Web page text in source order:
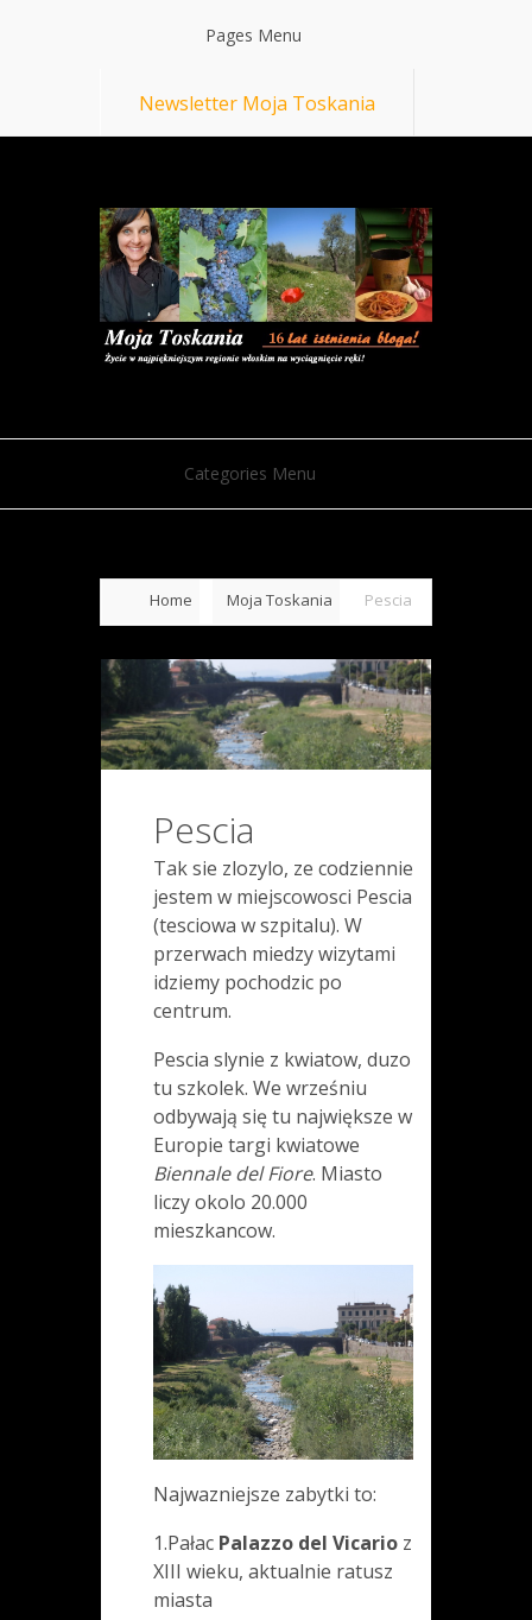
Pages Menu
Newsletter Moja Toskania
Categories Menu
Home Moja Toskania Pescia
Pescia
Tak sie zlozylo, ze codziennie
jestem w miejscowosci Pescia
(tesciowa w szpitalu). W
przerwach miedzy wizytami
idziemy pochodzic po
centrum.
Pescia slynie z kwiatow, duzo
tu szkolek. We wrześniu
odbywają się tu największe w
Europie targi kwiatowe
Biennale del Fiore. Miasto
liczy okolo 20.000
mieszkancow.
Najwazniejsze zabytki to:
1.Pałac Palazzo del Vicario z
XIII wieku, aktualnie ratusz
miasta